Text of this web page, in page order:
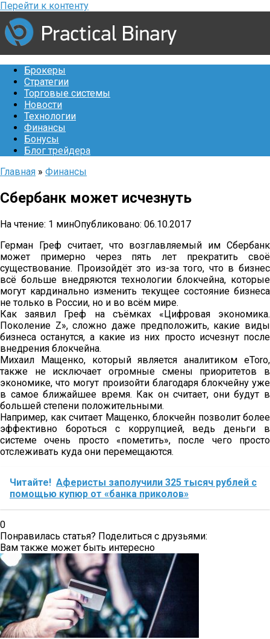
Перейти к контенту
Брокеры
Стратегии
Торговые системы
Новости
Технологии
Финансы
Бонусы
Блог трейдера
Главная » Финансы
Сбербанк может исчезнуть
На чтение: 1 минОпубликовано: 06.10.2017
Герман Греф считает, что возглавляемый им Сбербанк
может примерно через пять лет прекратить своё
существование. Произойдёт это из-за того, что в бизнес
всё больше внедряются технологии блокчейна, которые
могут кардинально изменить текущее состояние бизнеса
не только в России, но и во всём мире.
Как заявил Греф на съёмках «Цифровая экономика.
Поколение Z», сложно даже предположить, какие виды
бизнеса останутся, а какие из них просто исчезнут после
внедрения блокчейна.
Михаил Мащенко, который является аналитиком eToro,
также не исключает огромные смены приоритетов в
экономике, что могут произойти благодаря блокчейну уже
в самое ближайшее время. Как он считает, они будут в
большей степени положительными.
Например, как считает Мащенко, блокчейн позволит более
эффективно бороться с коррупцией, ведь деньги в
системе очень просто «пометить», после чего просто
отслеживать куда они перемещаются.
Читайте! Аферисты заполучили 325 тысяч рублей с
помощью купюр от «банка приколов»
0
Понравилась статья? Поделиться с друзьями:
Вам также может быть интересно